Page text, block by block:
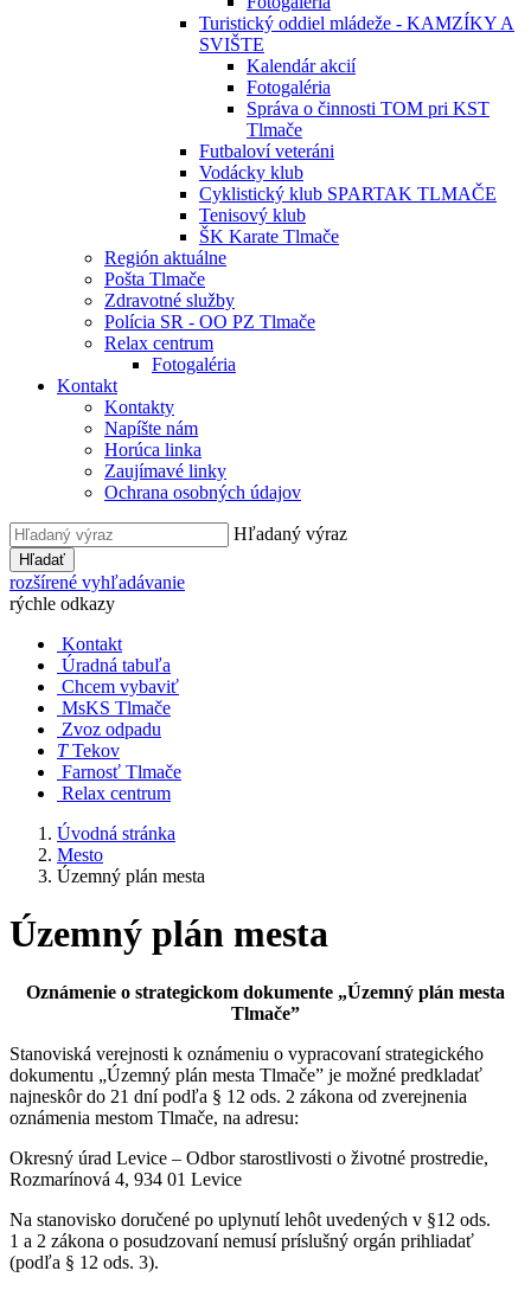
Turistický oddiel mládeže - KAMZÍKY A
SVIŠTE
Kalendár akcií
Fotogaléria
Správa o činnosti TOM pri KST
Tlmače
Futbaloví veteráni
Vodácky klub
Cyklistický klub SPARTAK TLMAČE
Tenisový klub
ŠK Karate Tlmače
Región aktuálne
Pošta Tlmače
Zdravotné služby
Polícia SR - OO PZ Tlmače
Relax centrum
Fotogaléria
Kontakt
Kontakty
Napíšte nám
Horúca linka
Zaujímavé linky
Ochrana osobných údajov
Hľadaný výraz
Hľadať
rozšírené vyhľadávanie
rýchle odkazy
Kontakt
Úradná tabuľa
Chcem vybaviť
MsKS Tlmače
Zvoz odpadu
T Tekov
Farnosť Tlmače
Relax centrum
Úvodná stránka
Mesto
Územný plán mesta
Územný plán mesta
Oznámenie o strategickom dokumente „Územný plán mesta
Tlmače”
Stanoviská verejnosti k oznámeniu o vypracovaní strategického
dokumentu „Územný plán mesta Tlmače” je možné predkladať
najneskôr do 21 dní podľa § 12 ods. 2 zákona od zverejnenia
oznámenia mestom Tlmače, na adresu:
Okresný úrad Levice – Odbor starostlivosti o životné prostredie,
Rozmarínová 4, 934 01 Levice
Na stanovisko doručené po uplynutí lehôt uvedených v §12 ods.
1 a 2 zákona o posudzovaní nemusí príslušný orgán prihliadať
(podľa § 12 ods. 3).